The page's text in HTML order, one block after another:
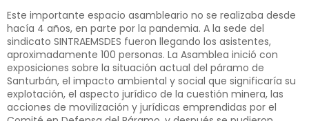
Este importante espacio asambleario no se realizaba desde
hacía 4 años, en parte por la pandemia. A la sede del
sindicato SINTRAEMSDES fueron llegando los asistentes,
aproximadamente 100 personas. La Asamblea inició con
exposiciones sobre la situación actual del páramo de
Santurbán, el impacto ambiental y social que significaría su
explotación, el aspecto jurídico de la cuestión minera, las
acciones de movilización y jurídicas emprendidas por el